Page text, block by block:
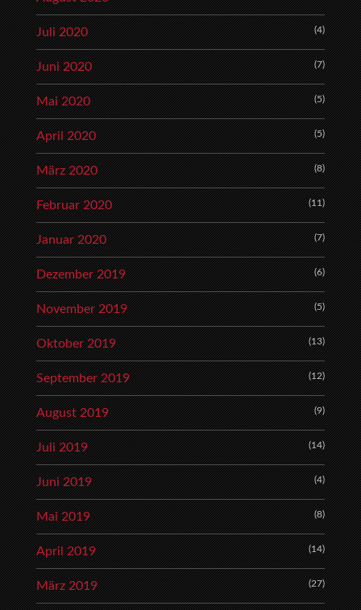
Juli 2020 (4)
Juni 2020 (7)
Mai 2020 (5)
April 2020 (5)
März 2020 (8)
Februar 2020 (11)
Januar 2020 (7)
Dezember 2019 (6)
November 2019 (5)
Oktober 2019 (13)
September 2019 (12)
August 2019 (9)
Juli 2019 (14)
Juni 2019 (4)
Mai 2019 (8)
April 2019 (14)
März 2019 (27)